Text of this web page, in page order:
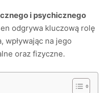
i psychicznego
odgrywa kluczową rolę
wpływając na jego
oraz fizyczne.